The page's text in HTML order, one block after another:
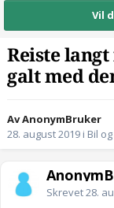
Vil
Reiste
galt med
Av AnonymBruker
28. august 2019 i Bil
Skrevet28.